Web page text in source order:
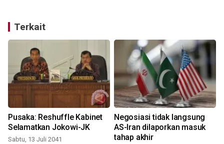
Terkait
Pusaka: Reshuffle Kabinet
Selamatkan Jokowi-JK
Sabtu, 13 Juli 2041
Negosiasi tidak langsung
AS-Iran dilaporkan masuk
tahap akhir